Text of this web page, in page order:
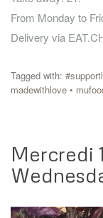
From Monday to
Delivery via
Tagged with:
madewithlove •
Mercredi